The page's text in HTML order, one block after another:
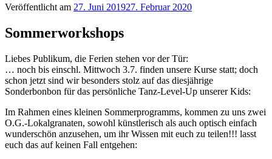
Veröffentlicht am 27. Juni 201927. Februar 2020
Sommerworkshops
Liebes Publikum, die Ferien stehen vor der Tür:
… noch bis einschl. Mittwoch 3.7. finden unsere Kurse statt; doch
schon jetzt sind wir besonders stolz auf das diesjährige
Sonderbonbon für das persönliche Tanz-Level-Up unserer Kids:
Im Rahmen eines kleinen Sommerprogramms, kommen zu uns zwei
O.G.-Lokalgranaten, sowohl künstlerisch als auch optisch einfach
wunderschön anzusehen, um ihr Wissen mit euch zu teilen!!! lasst
euch das auf keinen Fall entgehen: